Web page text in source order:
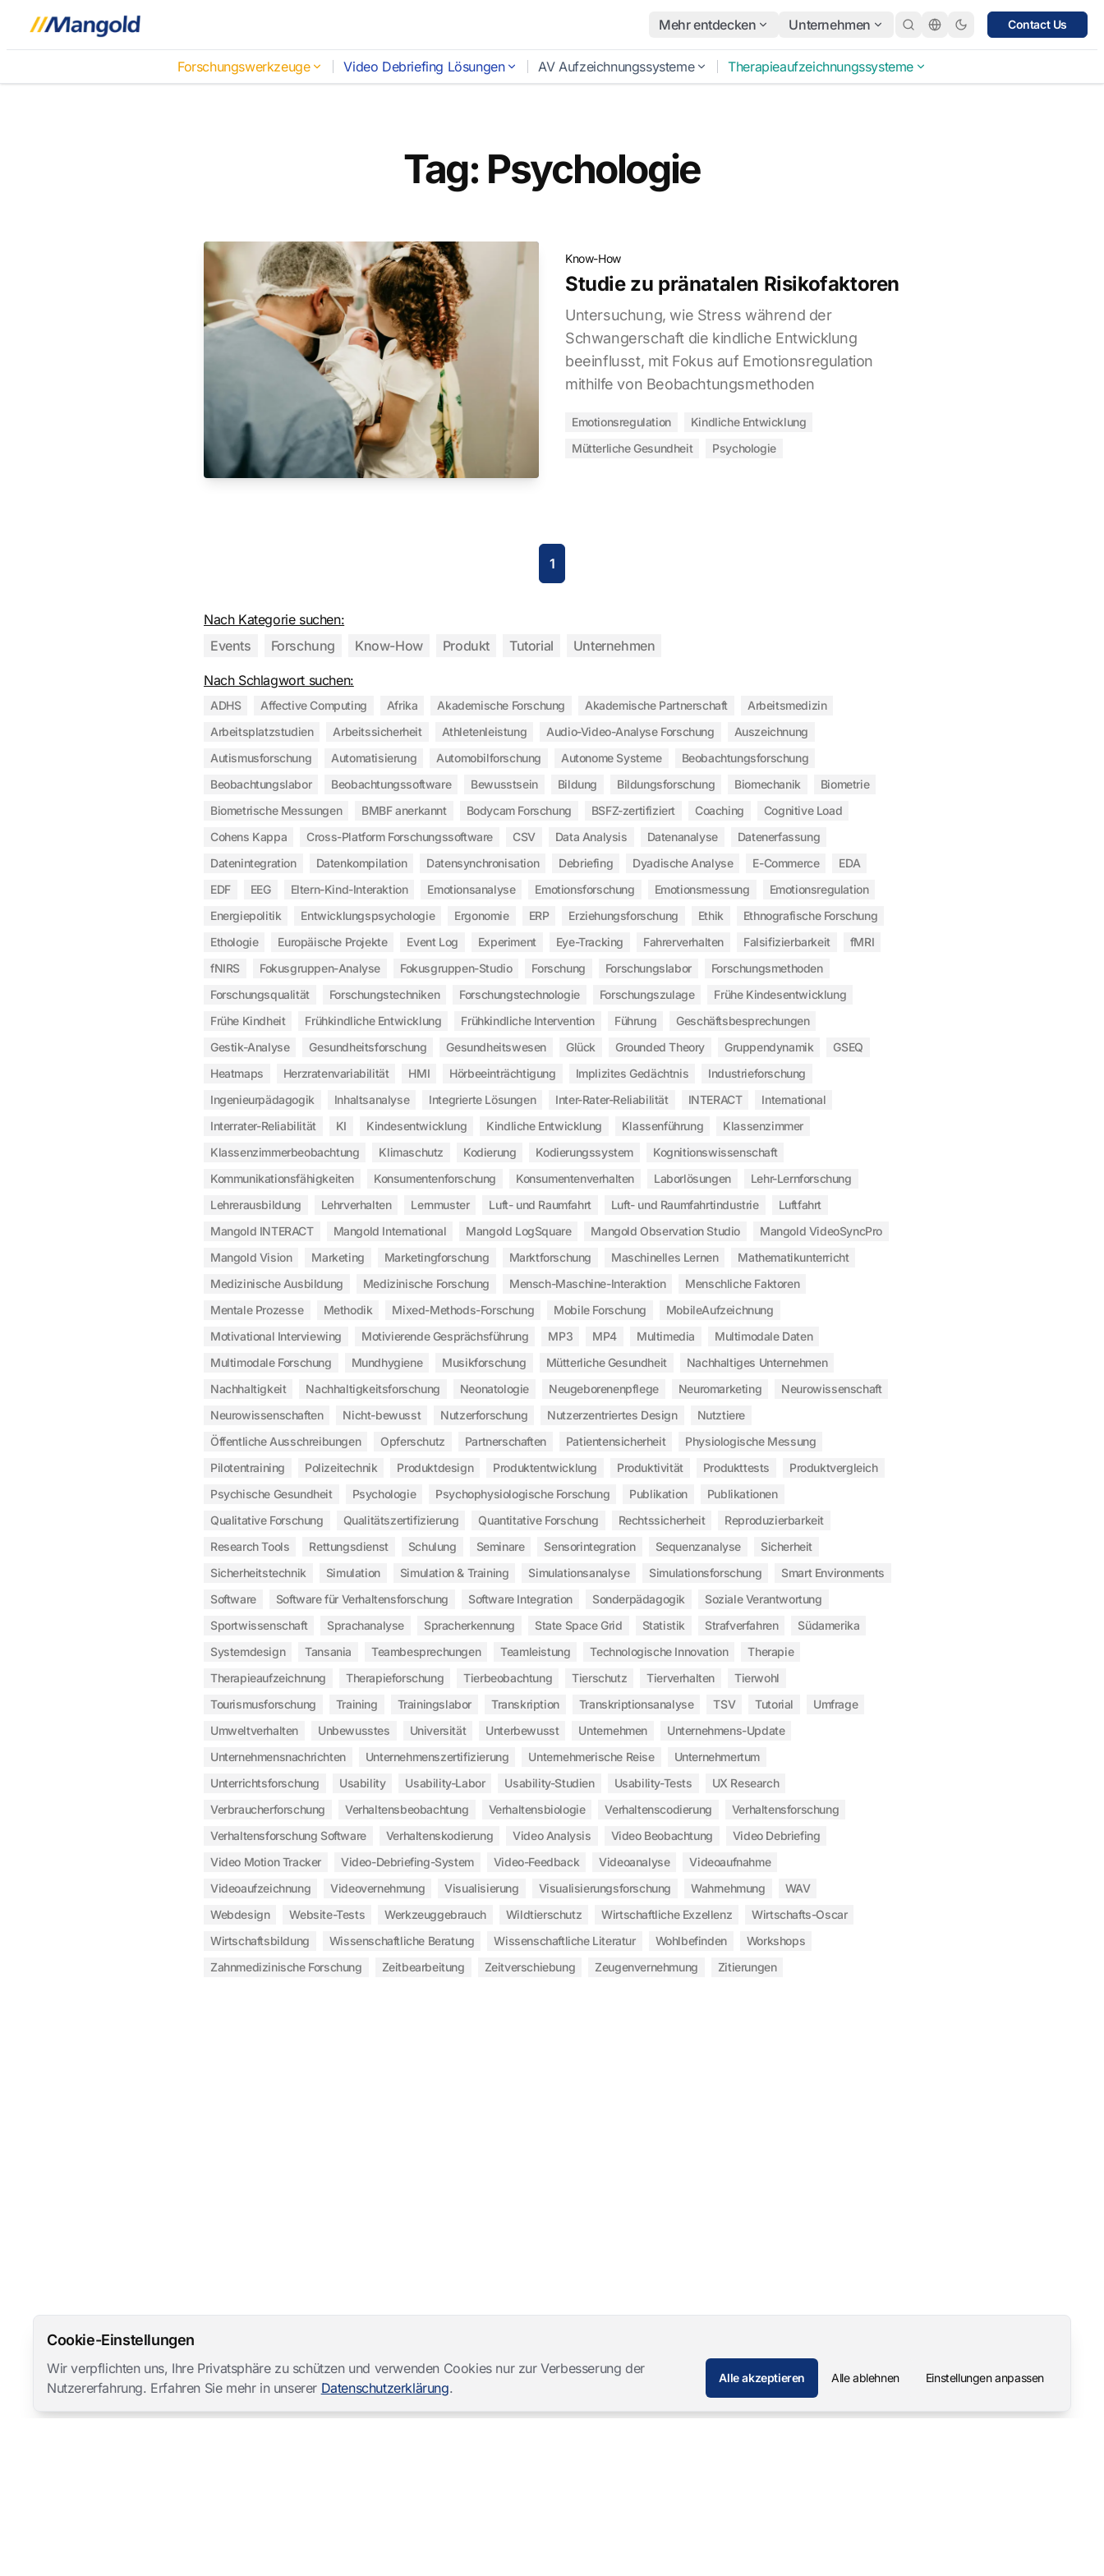
Mehr entdecken Unternehmen Contact Us
Forschungswerkzeuge Video Debriefing Lösungen AV Aufzeichnungssysteme Therapieaufzeichnungssysteme
Tag: Psychologie
Know-How
Studie zu pränatalen Risikofaktoren
Untersuchung, wie Stress während der
Schwangerschaft die kindliche Entwicklung
beeinflusst, mit Fokus auf Emotionsregulation
mithilfe von Beobachtungsmethoden
Emotionsregulation
Kindliche Entwicklung
Mütterliche Gesundheit
Psychologie
1
Nach Kategorie suchen:
Events
Forschung Know-How Produkt Tutorial Unternehmen
Nach Schlagwort suchen:
ADHS Affective Computing Afrika Akademische Forschung Akademische Partnerschaft
Arbeitsmedizin
Arbeitsplatzstudien
Arbeitssicherheit Athletenleistung Audio-Video-Analyse Forschung
Auszeichnung
Autismusforschung
Automatisierung Automobilforschung Autonome Systeme
Beobachtungsforschung
Beobachtungslabor
Beobachtungssoftware Bewusstsein Bildung Bildungsforschung Biomechanik
Biometrie
Biometrische Messungen
BMBF anerkannt Bodycam Forschung BSFZ-zertifiziert Coaching
Cognitive Load
Cohens Kappa
Cross-Platform Forschungssoftware CSV Data Analysis Datenanalyse
Datenerfassung
Datenintegration
Datenkompilation Datensynchronisation Debriefing Dyadische Analyse E-Commerce
EDA
EDF
EEG Eltern-Kind-Interaktion Emotionsanalyse Emotionsforschung Emotionsmessung
Emotionsregulation
Energiepolitik
Entwicklungspsychologie Ergonomie ERP Erziehungsforschung Ethik
Ethnografische Forschung
Ethologie
Europäische Projekte Event Log Experiment Eye-Tracking Fahrerverhalten Falsifizierbarkeit
fMRI
fNIRS
Fokusgruppen-Analyse Fokusgruppen-Studio Forschung Forschungslabor
Forschungsmethoden
Forschungsqualität
Forschungstechniken Forschungstechnologie Forschungszulage
Frühe Kindesentwicklung
Frühe Kindheit
Frühkindliche Entwicklung Frühkindliche Intervention Führung
Geschäftsbesprechungen
Gestik-Analyse
Gesundheitsforschung Gesundheitswesen Glück Grounded Theory Gruppendynamik
GSEQ
Heatmaps
Herzratenvariabilität HMI Hörbeeinträchtigung Implizites Gedächtnis
Industrieforschung
Ingenieurpädagogik
Inhaltsanalyse Integrierte Lösungen Inter-Rater-Reliabilität INTERACT
International
Interrater-Reliabilität
KI Kindesentwicklung Kindliche Entwicklung Klassenführung
Klassenzimmer
Klassenzimmerbeobachtung
Klimaschutz Kodierung Kodierungssystem
Kognitionswissenschaft
Kommunikationsfähigkeiten
Konsumentenforschung Konsumentenverhalten Laborlösungen
Lehr-Lernforschung
Lehrerausbildung
Lehrverhalten Lernmuster Luft- und Raumfahrt Luft- und Raumfahrtindustrie
Luftfahrt
Mangold INTERACT
Mangold International Mangold LogSquare Mangold Observation Studio
Mangold VideoSyncPro
Mangold Vision
Marketing Marketingforschung Marktforschung Maschinelles Lernen
Mathematikunterricht
Medizinische Ausbildung
Medizinische Forschung Mensch-Maschine-Interaktion
Menschliche Faktoren
Mentale Prozesse
Methodik Mixed-Methods-Forschung Mobile Forschung
MobileAufzeichnung
Motivational Interviewing
Motivierende Gesprächsführung MP3 MP4 Multimedia
Multimodale Daten
Multimodale Forschung
Mundhygiene Musikforschung Mütterliche Gesundheit
Nachhaltiges Unternehmen
Nachhaltigkeit
Nachhaltigkeitsforschung Neonatologie Neugeborenenpflege Neuromarketing
Neurowissenschaft
Neurowissenschaften
Nicht-bewusst Nutzerforschung Nutzerzentriertes Design
Nutztiere
Öffentliche Ausschreibungen
Opferschutz Partnerschaften Patientensicherheit
Physiologische Messung
Pilotentraining
Polizeitechnik Produktdesign Produktentwicklung Produktivität Produkttests
Produktvergleich
Psychische Gesundheit
Psychologie Psychophysiologische Forschung Publikation
Publikationen
Qualitative Forschung
Qualitätszertifizierung Quantitative Forschung Rechtssicherheit
Reproduzierbarkeit
Research Tools
Rettungsdienst Schulung Seminare Sensorintegration Sequenzanalyse
Sicherheit
Sicherheitstechnik
Simulation Simulation & Training Simulationsanalyse Simulationsforschung
Smart Environments
Software
Software für Verhaltensforschung Software Integration Sonderpädagogik
Soziale Verantwortung
Sportwissenschaft
Sprachanalyse Spracherkennung State Space Grid Statistik Strafverfahren
Südamerika
Systemdesign
Tansania Teambesprechungen Teamleistung Technologische Innovation
Therapie
Therapieaufzeichnung
Therapieforschung Tierbeobachtung Tierschutz Tierverhalten
Tierwohl
Tourismusforschung
Training Trainingslabor Transkription Transkriptionsanalyse TSV Tutorial
Umfrage
Umweltverhalten
Unbewusstes Universität Unterbewusst Unternehmen
Unternehmens-Update
Unternehmensnachrichten
Unternehmenszertifizierung Unternehmerische Reise
Unternehmertum
Unterrichtsforschung
Usability Usability-Labor Usability-Studien Usability-Tests
UX Research
Verbraucherforschung
Verhaltensbeobachtung Verhaltensbiologie Verhaltenscodierung
Verhaltensforschung
Verhaltensforschung Software
Verhaltenskodierung Video Analysis Video Beobachtung
Video Debriefing
Video Motion Tracker
Video-Debriefing-System Video-Feedback Videoanalyse
Videoaufnahme
Videoaufzeichnung
Videovernehmung Visualisierung Visualisierungsforschung Wahrnehmung
WAV
Webdesign
Website-Tests Werkzeuggebrauch Wildtierschutz Wirtschaftliche Exzellenz
Wirtschafts-Oscar
Wirtschaftsbildung
Wissenschaftliche Beratung Wissenschaftliche Literatur Wohlbefinden
Workshops
Zahnmedizinische Forschung
Zeitbearbeitung Zeitverschiebung Zeugenvernehmung Zitierungen
Cookie-Einstellungen
Wir verpflichten uns, Ihre Privatsphäre zu schützen und verwenden Cookies nur zur Verbesserung der
Nutzererfahrung. Erfahren Sie mehr in unserer Datenschutzerklärung.
Alle akzeptieren Alle ablehnen Einstellungen anpassen